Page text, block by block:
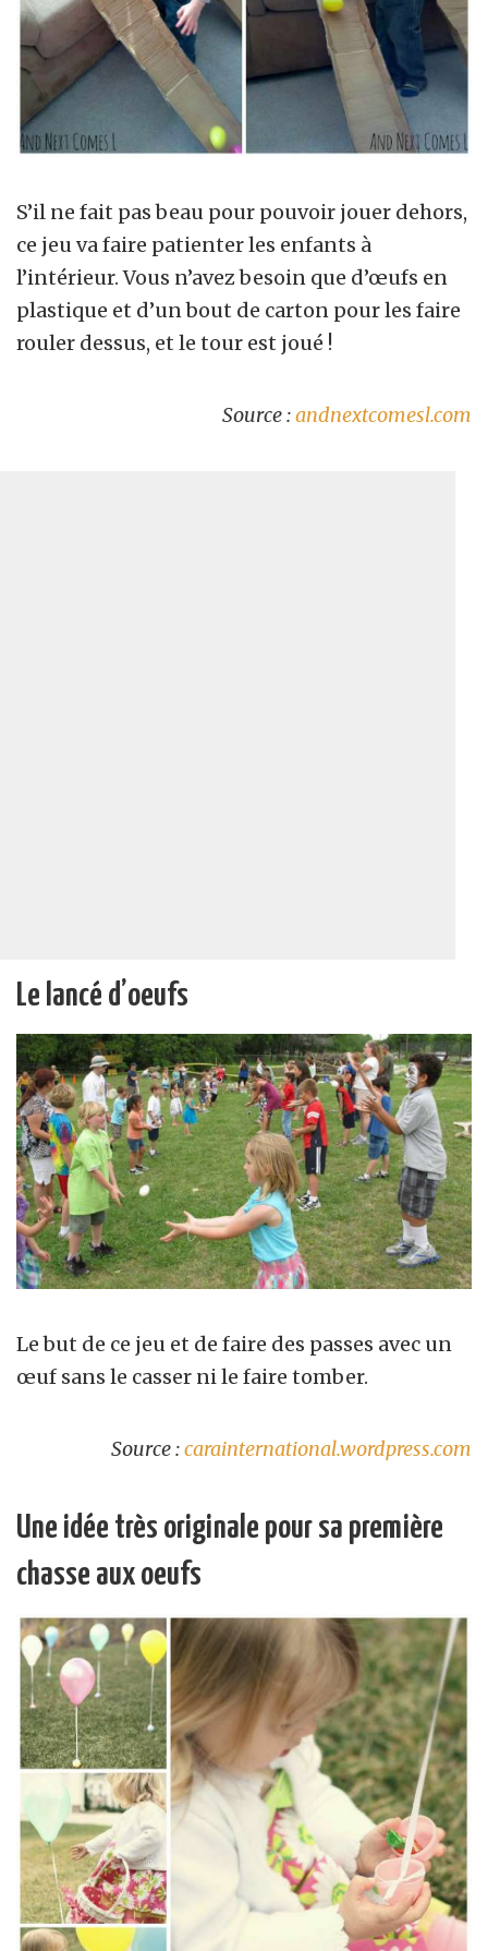
S’il ne fait pas beau pour pouvoir jouer dehors,
ce jeu va faire patienter les enfants à
l’intérieur. Vous n’avez besoin que d’œufs en
plastique et d’un bout de carton pour les faire
rouler dessus, et le tour est joué !
Source :andnextcomesl.com
Le lancé d’oeufs
Le but de ce jeu et de faire des passes avec un
œuf sans le casser ni le faire tomber.
Source :carainternational.wordpress.com
Une idée très originale pour sa première
chasse aux oeufs